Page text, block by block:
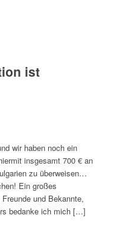
ist
wir haben noch ein
insgesamt 700 € an
zu überweisen…
Ein großes
und Bekannte,
bedanke ich mich […]